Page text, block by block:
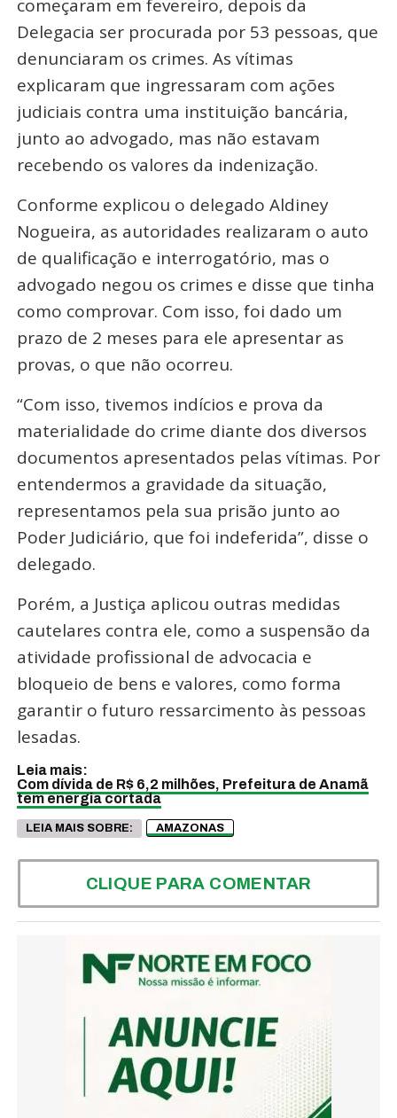
começaram em fevereiro, depois da
Delegacia ser procurada por 53 pessoas, que
denunciaram os crimes. As vítimas
explicaram que ingressaram com ações
judiciais contra uma instituição bancária,
junto ao advogado, mas não estavam
recebendo os valores da indenização.
Conforme explicou o delegado Aldiney
Nogueira, as autoridades realizaram o auto
de qualificação e interrogatório, mas o
advogado negou os crimes e disse que tinha
como comprovar. Com isso, foi dado um
prazo de 2 meses para ele apresentar as
provas, o que não ocorreu.
“Com isso, tivemos indícios e prova da
materialidade do crime diante dos diversos
documentos apresentados pelas vítimas. Por
entendermos a gravidade da situação,
representamos pela sua prisão junto ao
Poder Judiciário, que foi indeferida”, disse o
delegado.
Porém, a Justiça aplicou outras medidas
cautelares contra ele, como a suspensão da
atividade profissional de advocacia e
bloqueio de bens e valores, como forma
garantir o futuro ressarcimento às pessoas
lesadas.
Leia mais:
Com dívida de R$ 6,2 milhões, Prefeitura de Anamã
tem energia cortada
LEIA MAIS SOBRE: AMAZONAS
CLIQUE PARA COMENTAR